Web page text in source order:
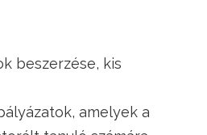
beszerzése, kis
amelyek a